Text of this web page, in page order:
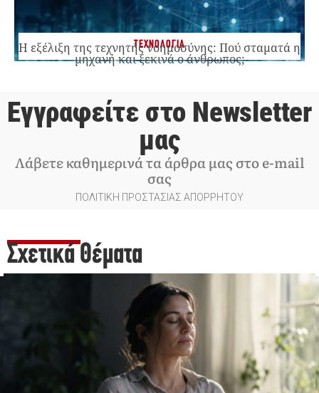
ΤΕΧΝΟΛΟΓΙΑ
Η εξέλιξη της τεχνητής νοημοσύνης: Πού σταματά η
μηχανή και ξεκινά ο άνθρωπος;
Εγγραφείτε στο Newsletter
μας
Λάβετε καθημερινά τα άρθρα μας στο e-mail
σας
ΠΟΛΙΤΙΚΗ ΠΡΟΣΤΑΣΙΑΣ ΑΠΟΡΡΗΤΟΥ
Σχετικά Θέματα